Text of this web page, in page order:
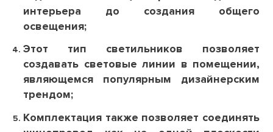
интерьера до создания общего
освещения;
Этот тип светильников позволяет
создавать световые линии в помещении,
являющемся популярным дизайнерским
трендом;
Комплектация также позволяет соединять